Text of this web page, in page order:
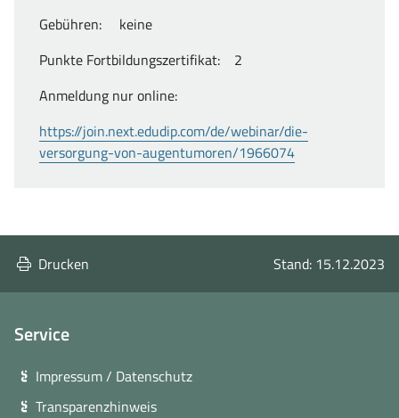
Gebühren: keine
Punkte Fortbildungszertifikat: 2
Anmeldung nur online:(öffnet
neuem
Fenster)
https://join.next.edudip.com/de/webinar/die-
versorgung-von-augentumoren/1966074(öffnet
Drucken Stand: 15.12.2023
Service
Impressum / Datenschutz
Transparenzhinweis